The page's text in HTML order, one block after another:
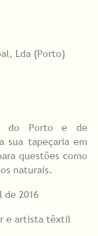
Lda (Porto)
do Porto e de
sua tapeçaria em
questões como
naturais.
de 2016
e artista têxtil